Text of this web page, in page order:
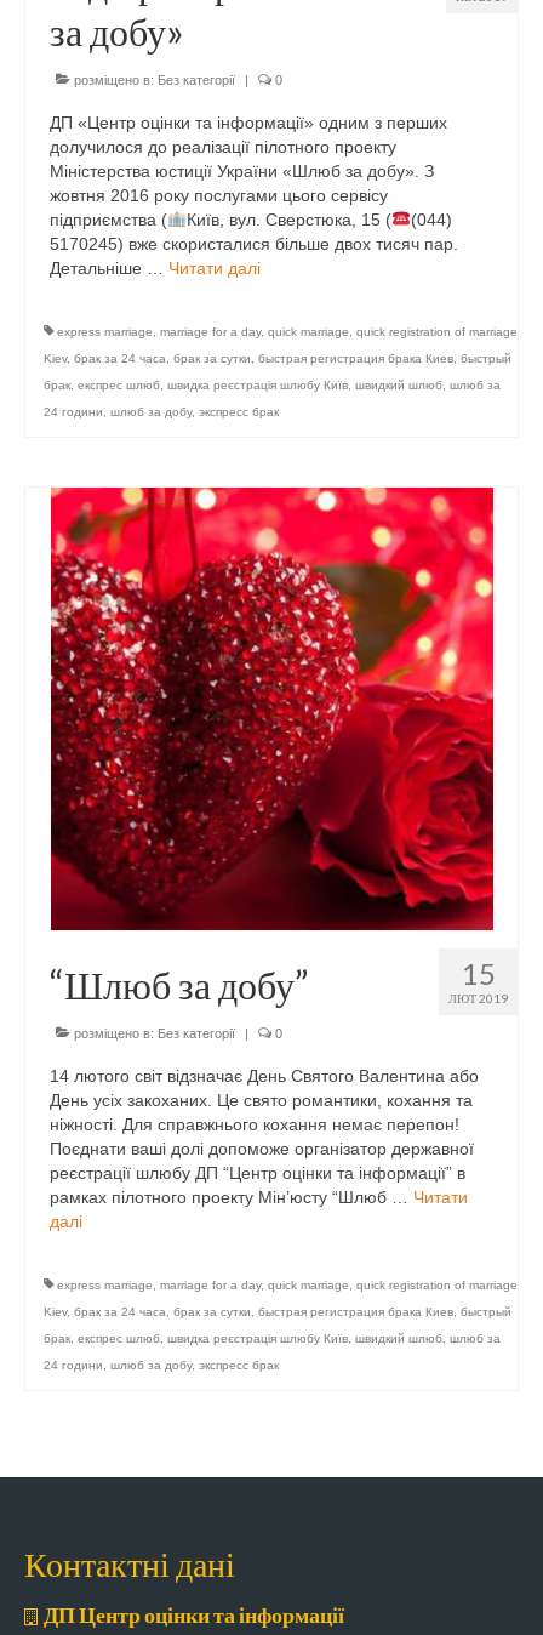
за добу»
розміщено в: Без категорії | 0
ДП «Центр оцінки та інформації» одним з перших
долучилося до реалізації пілотного проекту
Міністерства юстиції України «Шлюб за добу». З
жовтня 2016 року послугами цього сервісу
підприємства (
Київ, вул. Сверстюка, 15 (
(044)
5170245) вже скористалися більше двох тисяч пар.
Детальніше … Читати далі
express marriage marriage for a day, quick marriage
quick registration of marriage
Kiev, брак за 24 часа брак за сутки быстрая регистрация брака Киев быстрый
брак експрес шлюб швидка реєстрація шлюбу Київ швидкий шлюб шлюб за
24 години
шлюб за добу, экспресс брак
15
ЛЮТ 2019
“Шлюб за добу”
розміщено в: Без категорії | 0
14 лютого світ відзначає День Святого Валентина або
День усіх закоханих. Це свято романтики, кохання та
ніжності. Для справжнього кохання немає перепон!
Поєднати ваші долі допоможе організатор державної
реєстрації шлюбу ДП “Центр оцінки та інформації” в
рамках пілотного проекту Мін’юсту “Шлюб … Читати
далі
express marriage marriage for a day, quick marriage
quick registration of marriage
Kiev, брак за 24 часа брак за сутки быстрая регистрация брака Киев быстрый
брак експрес шлюб швидка реєстрація шлюбу Київ швидкий шлюб шлюб за
24 години
шлюб за добу, экспресс брак
Контактні дані
ДП Центр оцінки та інформації